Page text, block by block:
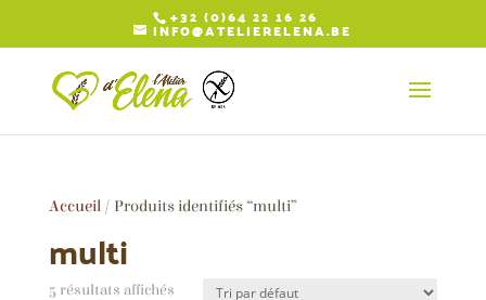
+32 (0)64 22 16 26
INFO@ATELIERELENA.BE
Accueil/ Produits identifiés “multi”
multi
5 résultats affichés